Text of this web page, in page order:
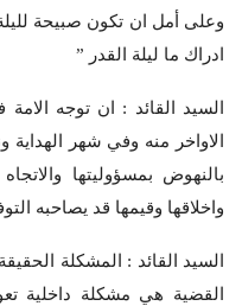
وعلى أمل ان تكون صبيحة
ادراك ما ليلة القدر ”
السيد القائد : ان توجه
الاواخر منه وفي شهر
بالنهوض بمسؤوليتها
واخلاقها وقيمها قد يصاحبه
السيد القائد : المشكلة
القضية هي مشكلة داخلية